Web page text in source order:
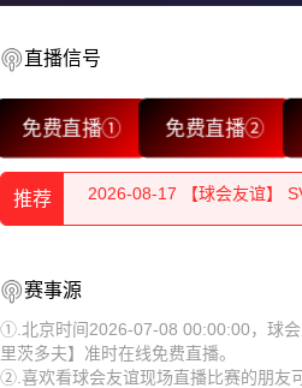
直播信号
免费直播① 免费直播②
推荐
2026-08-17 【球会友谊】
2026-08-17 【球会友谊】
2026-08-17 【球会友谊】
2026-08-17 【球会友谊】
2026-08-17 【球会友谊】
赛事源
①.北京时间2026-07-08 00:00:00，球
里茨多夫】准时在线免费直播。
②.喜欢看球会友谊现场直播比赛的朋友